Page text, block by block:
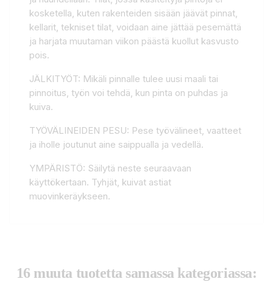
kosketella, kuten rakenteiden sisään jäävät pinnat,
kellarit, tekniset tilat, voidaan aine jättää pesemättä
ja harjata muutaman viikon päästä kuollut kasvusto
pois.
JÄLKITYÖT: Mikäli pinnalle tulee uusi maali tai
pinnoitus, työn voi tehdä, kun pinta on puhdas ja
kuiva.
TYÖVÄLINEIDEN PESU: Pese työvälineet, vaatteet
ja iholle joutunut aine saippualla ja vedellä.
YMPÄRISTÖ: Säilytä neste seuraavaan
käyttökertaan. Tyhjät, kuivat astiat
muovinkeräykseen.
16 muuta tuotetta samassa kategoriassa: